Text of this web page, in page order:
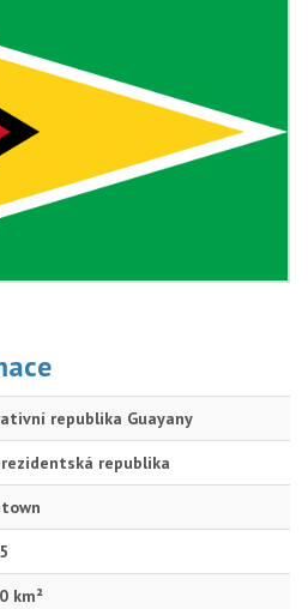
republika Guayany
republika
km²